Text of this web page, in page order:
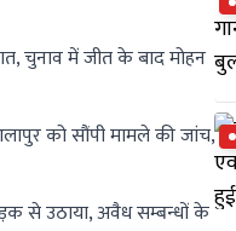
चुनाव में जीत के बाद मोहन
को सौंपी मामले की जांच,
से उठाया, अवैध सम्बन्धों के